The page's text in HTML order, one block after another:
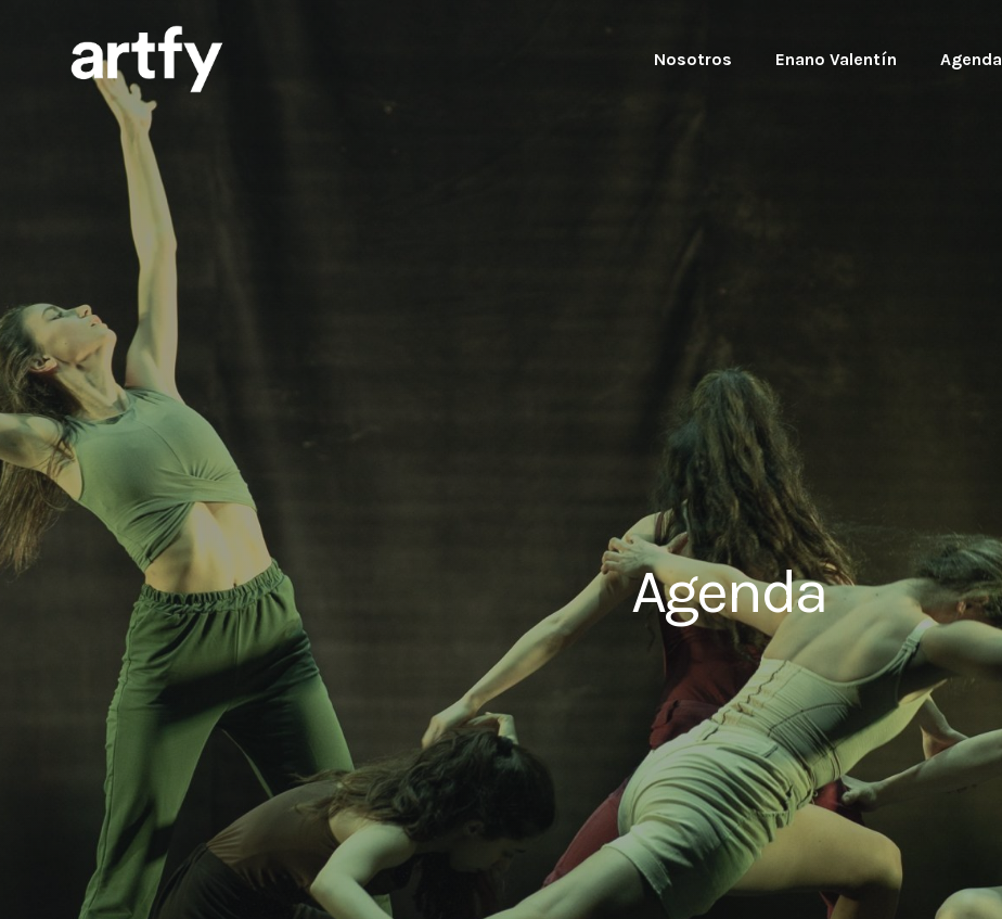
Nosotros Enano Valentín Agenda
Agenda